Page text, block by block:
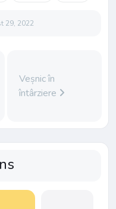
29, 2022
Veșnic în
întârziere